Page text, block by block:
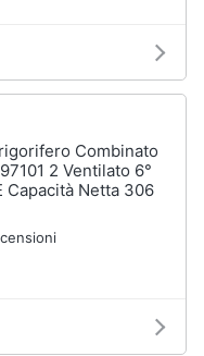
Combinato
2 Ventilato 6°
Capacità Netta 306